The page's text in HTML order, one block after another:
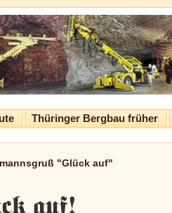
Thüringer Bergbau früher
"Glück auf"